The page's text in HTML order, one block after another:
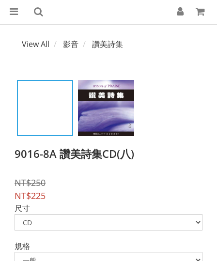
View All 影音 讚美詩集
9016-8A 讚美詩集CD(八)
NT$250
NT$225
尺寸
規格